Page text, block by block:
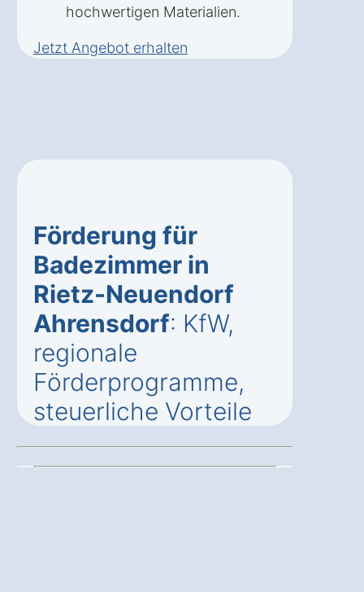
hochwertigen Materialien.
Jetzt Angebot erhalten
Förderung für
Badezimmer in
Rietz-Neuendorf
Ahrensdorf: KfW,
regionale
Förderprogramme,
steuerliche Vorteile